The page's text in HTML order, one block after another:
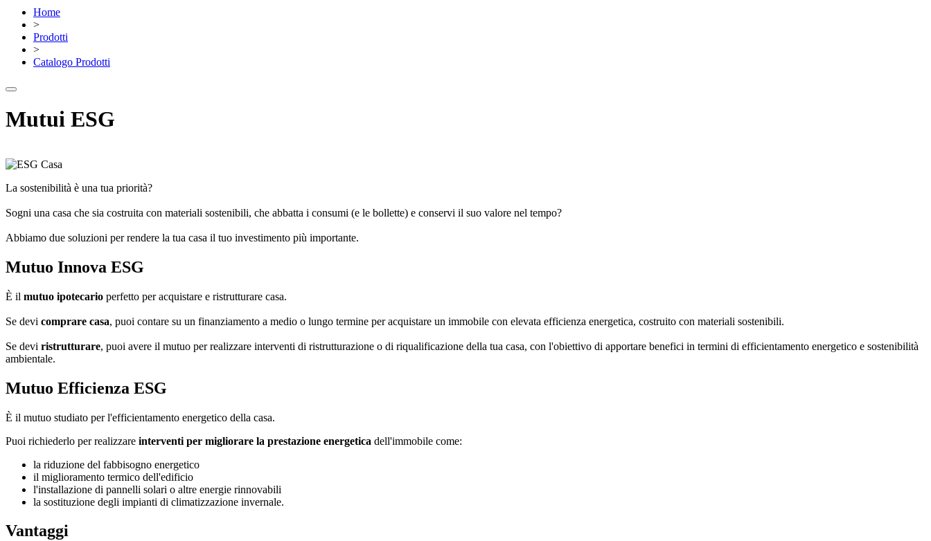
Home
>
Prodotti
>
Catalogo Prodotti
Mutui ESG
La sostenibilità è una tua priorità?
Sogni una casa che sia costruita con materiali sostenibili, che abbatta i consumi (e le bollette) e conservi il suo valore nel tempo?
Abbiamo due soluzioni per rendere la tua casa il tuo investimento più importante.
Mutuo Innova ESG
È il mutuo ipotecario perfetto per acquistare e ristrutturare casa.
Se devi comprare casa, puoi contare su un finanziamento a medio o lungo termine per acquistare un immobile con elevata efficienza energetica, costruito con materiali sostenibili.
Se devi ristrutturare, puoi avere il mutuo per realizzare interventi di ristrutturazione o di riqualificazione della tua casa, con l'obiettivo di apportare benefici in termini di efficientamento energetico e sostenibilità
ambientale.
Mutuo Efficienza ESG
È il mutuo studiato per l'efficientamento energetico della casa.
Puoi richiederlo per realizzare interventi per migliorare la prestazione energetica dell'immobile come:
la riduzione del fabbisogno energetico
il miglioramento termico dell'edificio
l'installazione di pannelli solari o altre energie rinnovabili
la sostituzione degli impianti di climatizzazione invernale.
Vantaggi